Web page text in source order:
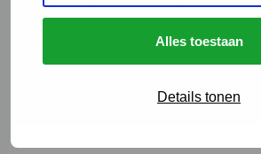
Alles toestaan
Details tonen
5. Stimuleer niet roken
6. Beperk peukenafval